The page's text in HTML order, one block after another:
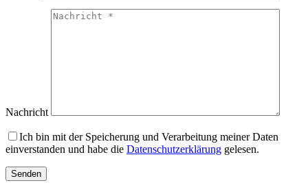
Nachricht
Ich bin mit der Speicherung und Verarbeitung meiner Daten
einverstanden und habe die Datenschutzerklärung gelesen.